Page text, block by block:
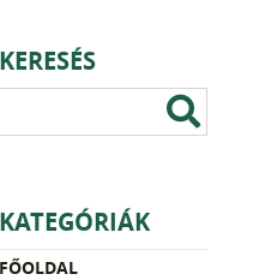
KERESÉS
KATEGÓRIÁK
FŐOLDAL